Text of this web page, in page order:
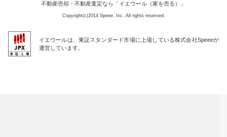
不動産売却・不動産査定なら「イエウール（家を売る）」
Copyright(c)2014 Speee, Inc. All rights reserved.
イエウールは、東証スタンダード市場に上場している株式会社Speeeが
運営しています。